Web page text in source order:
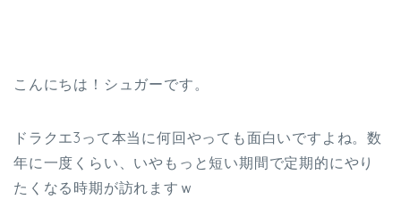
こんにちは！シュガーです。
ドラクエ3って本当に何回やっても面白いですよね。数
年に一度くらい、いやもっと短い期間で定期的にやり
たくなる時期が訪れますｗ